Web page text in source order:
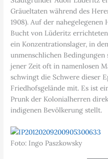
Gräueltaten während des
1908). Auf der
Bucht von Lüderitz
ein Konzentrationslager, in
unmenschlichen
jener Zeit oft in namenlosen
schwingt die Schwere dieser
Friedhofsgelände mit. Es ist
Prunk der Kolonialherren
indigenen Bevölkerung stellt.
Foto: Ingo Paszkowsky